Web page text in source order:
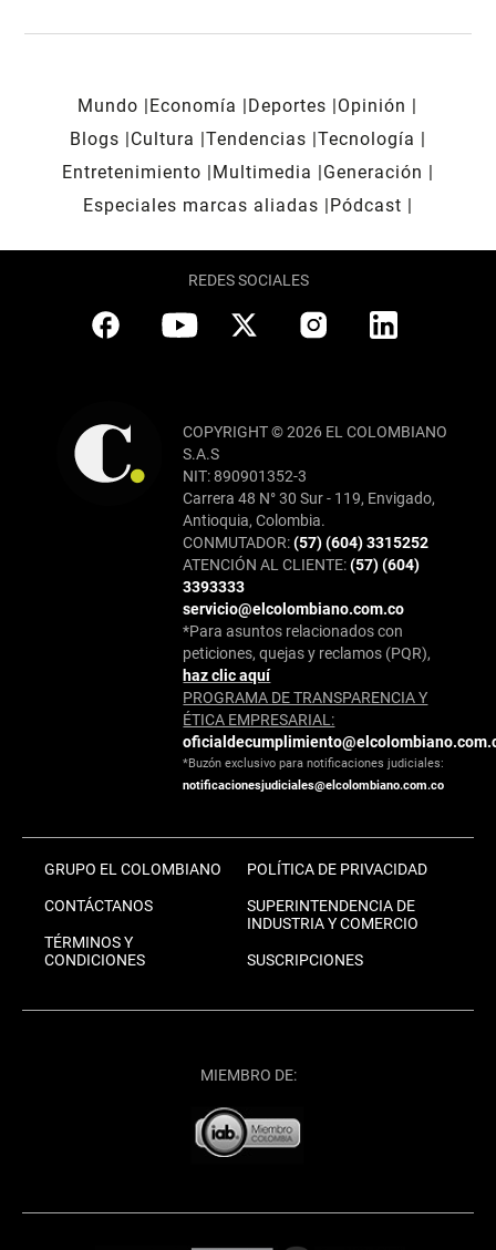
Mundo Economía Deportes
Opinión
Blogs
Cultura Tendencias Tecnología
Entretenimiento
Multimedia
Generación
Especiales marcas aliadas
Pódcast
REDES SOCIALES
COPYRIGHT © 2026 EL COLOMBIANO
S.A.S
NIT: 890901352-3
Carrera 48 N° 30 Sur - 119, Envigado,
Antioquia, Colombia.
CONMUTADOR:(57) (604) 3315252
ATENCIÓN AL CLIENTE:(57) (604)
3393333
servicio@elcolombiano.com.co
*Para asuntos relacionados con
peticiones, quejas y reclamos (PQR),
haz clic aquí
PROGRAMA DE TRANSPARENCIA Y
ÉTICA EMPRESARIAL:
*Buzón exclusivo para notificaciones judiciales:
notificacionesjudiciales@elcolombiano.com.co
GRUPO EL COLOMBIANO
CONTÁCTANOS
TÉRMINOS Y
CONDICIONES
POLÍTICA DE PRIVACIDAD
SUPERINTENDENCIA DE
INDUSTRIA Y COMERCIO
SUSCRIPCIONES
MIEMBRO DE: